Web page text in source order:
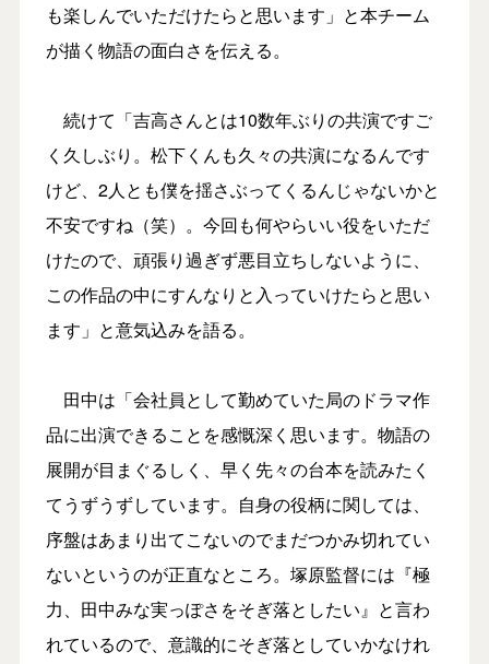
も楽しんでいただけたらと思います」と本チーム
が描く物語の面白さを伝える。
続けて「吉高さんとは10数年ぶりの共演ですご
く久しぶり。松下くんも久々の共演になるんです
けど、2人とも僕を揺さぶってくるんじゃないかと
不安ですね（笑）。今回も何やらいい役をいただ
けたので、頑張り過ぎず悪目立ちしないように、
この作品の中にすんなりと入っていけたらと思い
ます」と意気込みを語る。
田中は「会社員として勤めていた局のドラマ作
品に出演できることを感慨深く思います。物語の
展開が目まぐるしく、早く先々の台本を読みたく
てうずうずしています。自身の役柄に関しては、
序盤はあまり出てこないのでまだつかみ切れてい
ないというのが正直なところ。塚原監督には『極
力、田中みな実っぽさをそぎ落としたい』と言わ
れているので、意識的にそぎ落としていかなけれ